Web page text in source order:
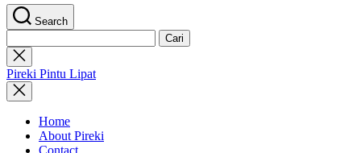
Search
untuk:
Close
search
Pireki Pintu Lipat
Home
About Pireki
Contact